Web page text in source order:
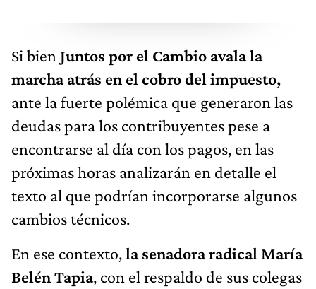
Si bien Juntos por el Cambio avala la
marcha atrás en el cobro del impuesto,
ante la fuerte polémica que generaron las
deudas para los contribuyentes pese a
encontrarse al día con los pagos, en las
próximas horas analizarán en detalle el
texto al que podrían incorporarse algunos
cambios técnicos.
En ese contexto,la senadora radical María
Belén Tapia, con el respaldo de sus colegas